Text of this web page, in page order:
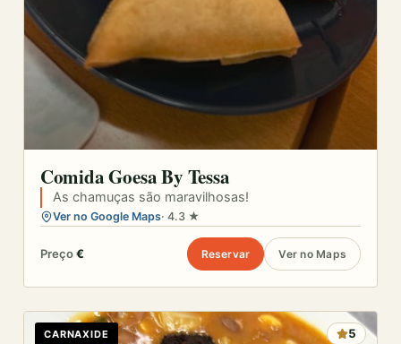
Comida Goesa By Tessa
As chamuças são maravilhosas!
Ver no Google Maps· 4.3 ★
Preço€ Reservar Ver no Maps
CARNAXIDE 5